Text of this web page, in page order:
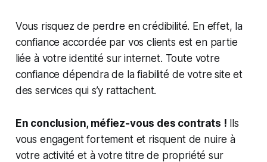
Vous risquez de perdre en crédibilité. En effet, la
confiance accordée par vos clients est en partie
liée à votre identité sur internet. Toute votre
confiance dépendra de la fiabilité de votre site et
des services qui s’y rattachent.
En conclusion, méfiez-vous des contrats ! Ils
vous engagent fortement et risquent de nuire à
votre activité et à votre titre de propriété sur